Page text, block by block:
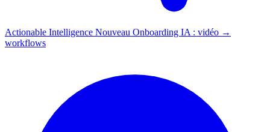
Actionable Intelligence Nouveau Onboarding IA : vidéo →
workflows